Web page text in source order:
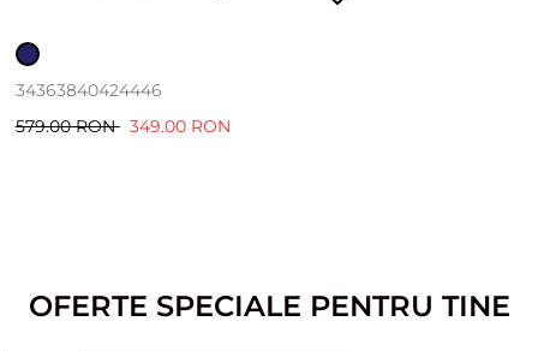
34363840424446
579.00 RON 349.00 RON
OFERTE SPECIALE PENTRU TINE